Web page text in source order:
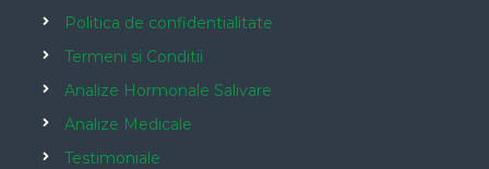
Politica de confidentialitate
Termeni si Conditii
Analize Hormonale Salivare
Analize Medicale
Testimoniale